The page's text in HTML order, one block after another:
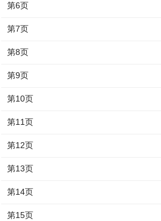
第6页
第7页
第8页
第9页
第10页
第11页
第12页
第13页
第14页
第15页